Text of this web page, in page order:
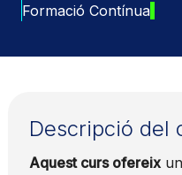
Formació Contínua
Descripció del
Aquest curs ofereix